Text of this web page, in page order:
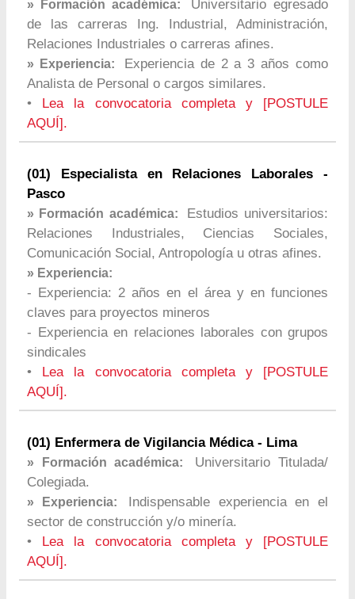
» Formación académica:
Universitario egresado
de las carreras Ing. Industrial, Administración,
Relaciones Industriales o carreras afines.
» Experiencia:
Experiencia de 2 a 3 años como
Analista de Personal o cargos similares.
•
Lea la convocatoria completa y [POSTULE
AQUÍ].
(01) Especialista en Relaciones Laborales -
Pasco
» Formación académica:
Estudios universitarios:
Relaciones Industriales, Ciencias Sociales,
Comunicación Social, Antropología u otras afines.
» Experiencia:
- Experiencia: 2 años en el área y en funciones
claves para proyectos mineros
- Experiencia en relaciones laborales con grupos
sindicales
•
Lea la convocatoria completa y [POSTULE
AQUÍ].
(01) Enfermera de Vigilancia Médica - Lima
» Formación académica:
Universitario Titulada/
Colegiada.
» Experiencia:
Indispensable experiencia en el
sector de construcción y/o minería.
•
Lea la convocatoria completa y [POSTULE
AQUÍ].